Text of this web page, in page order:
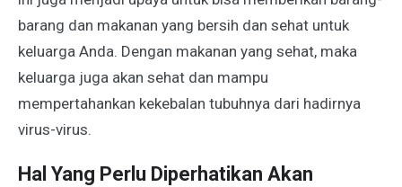
barang dan makanan yang bersih dan sehat untuk
keluarga Anda. Dengan makanan yang sehat, maka
keluarga juga akan sehat dan mampu
mempertahankan kekebalan tubuhnya dari hadirnya
virus-virus.
Hal Yang Perlu Diperhatikan Akan